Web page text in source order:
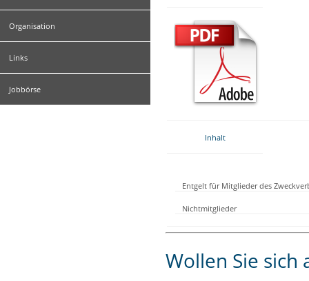
Organisation
Links
Jobbörse
Inhalt
Entgelt für Mitglieder des
Nichtmitglieder
Wollen Sie sich